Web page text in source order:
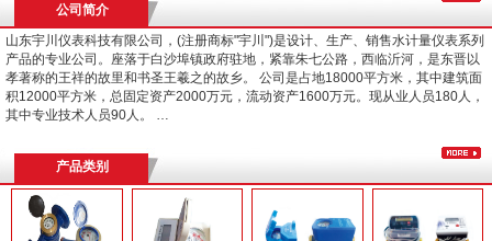
公司简介
山东宇川仪表科技有限公司，(注册商标"宇川")是设计、生产、销售水计量仪表系列
产品的专业公司。座落于白沙埠镇政府驻地，紧靠朱七公路，西临沂河，是东晋以
孝著称的王祥的故里和书圣王羲之的故乡。 公司是占地18000平方米，其中建筑面
积12000平方米，总固定资产2000万元，流动资产1600万元。现从业人员180人，
其中专业技术人员90人。 …
产品类别